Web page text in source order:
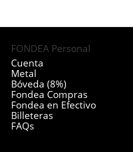
FONDEA Personal
Cuenta
Metal
Bóveda (8%)
Fondea Compras
Fondea en Efectivo
Billeteras
FAQs